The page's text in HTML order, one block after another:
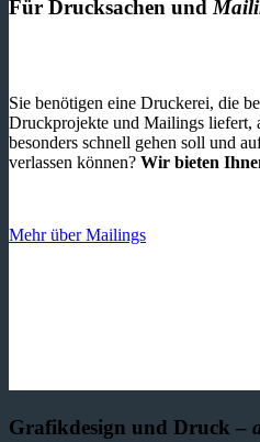
Für Drucksachen und
Sie benötigen eine Druckerei, die
Druckprojekte und Mailings liefert,
besonders schnell gehen soll und
verlassen können? Wir bieten
Mehr über Mailings
Grafikdesign und Druck –